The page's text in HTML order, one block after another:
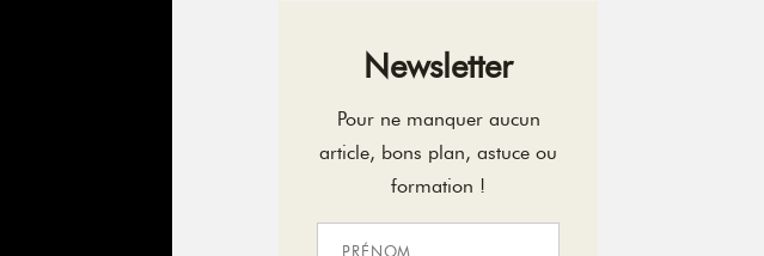
Newsletter
Pour ne manquer aucun
article, bons plan, astuce ou
formation !